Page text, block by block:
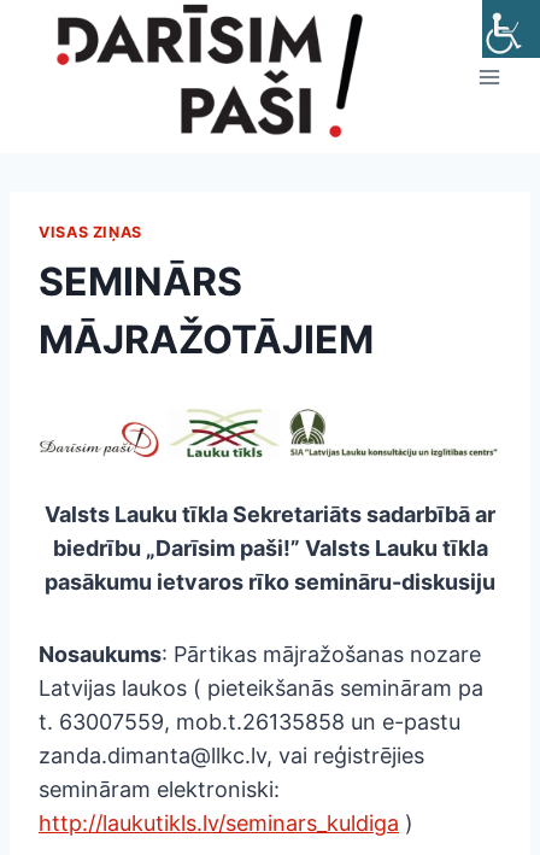
VISAS ZIŅAS
SEMINĀRS
MĀJRAŽOTĀJIEM
Valsts Lauku tīkla Sekretariāts sadarbībā ar
biedrību „Darīsim paši!” Valsts Lauku tīkla
pasākumu ietvaros rīko semināru-diskusiju
Nosaukums: Pārtikas mājražošanas nozare
Latvijas laukos ( pieteikšanās semināram pa
t. 63007559, mob.t.26135858 un e-pastu
zanda.dimanta@llkc.lv, vai reģistrējies
semināram elektroniski:
http://laukutikls.lv/seminars_kuldiga )